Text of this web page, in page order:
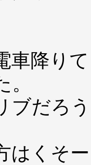
降り
ブだろ
くそ